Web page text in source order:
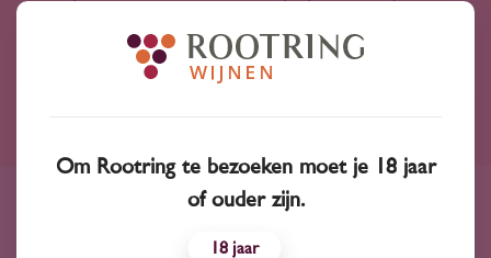
4000+ wijnen in ons assortiment
Om Rootring te bezoeken moet je 18 jaar
of ouder zijn.
18